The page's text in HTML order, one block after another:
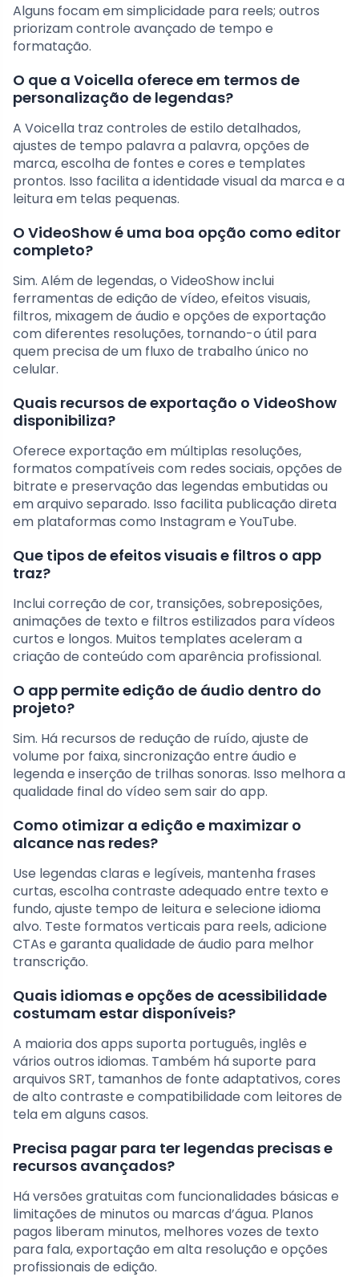
Alguns focam em simplicidade para reels; outros
priorizam controle avançado de tempo e
formatação.
O que a Voicella oferece em termos de
personalização de legendas?
A Voicella traz controles de estilo detalhados,
ajustes de tempo palavra a palavra, opções de
marca, escolha de fontes e cores e templates
prontos. Isso facilita a identidade visual da marca e a
leitura em telas pequenas.
O VideoShow é uma boa opção como editor
completo?
Sim. Além de legendas, o VideoShow inclui
ferramentas de edição de vídeo, efeitos visuais,
filtros, mixagem de áudio e opções de exportação
com diferentes resoluções, tornando-o útil para
quem precisa de um fluxo de trabalho único no
celular.
Quais recursos de exportação o VideoShow
disponibiliza?
Oferece exportação em múltiplas resoluções,
formatos compatíveis com redes sociais, opções de
bitrate e preservação das legendas embutidas ou
em arquivo separado. Isso facilita publicação direta
em plataformas como Instagram e YouTube.
Que tipos de efeitos visuais e filtros o app
traz?
Inclui correção de cor, transições, sobreposições,
animações de texto e filtros estilizados para vídeos
curtos e longos. Muitos templates aceleram a
criação de conteúdo com aparência profissional.
O app permite edição de áudio dentro do
projeto?
Sim. Há recursos de redução de ruído, ajuste de
volume por faixa, sincronização entre áudio e
legenda e inserção de trilhas sonoras. Isso melhora a
qualidade final do vídeo sem sair do app.
Como otimizar a edição e maximizar o
alcance nas redes?
Use legendas claras e legíveis, mantenha frases
curtas, escolha contraste adequado entre texto e
fundo, ajuste tempo de leitura e selecione idioma
alvo. Teste formatos verticais para reels, adicione
CTAs e garanta qualidade de áudio para melhor
transcrição.
Quais idiomas e opções de acessibilidade
costumam estar disponíveis?
A maioria dos apps suporta português, inglês e
vários outros idiomas. Também há suporte para
arquivos SRT, tamanhos de fonte adaptativos, cores
de alto contraste e compatibilidade com leitores de
tela em alguns casos.
Precisa pagar para ter legendas precisas e
recursos avançados?
Há versões gratuitas com funcionalidades básicas e
limitações de minutos ou marcas d’água. Planos
pagos liberam minutos, melhores vozes de texto
para fala, exportação em alta resolução e opções
profissionais de edição.